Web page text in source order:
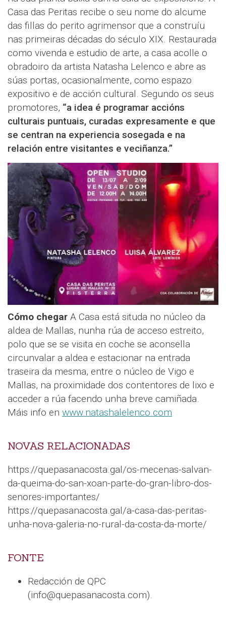
Casa das Peritas recibe o seu nome do alcume
das fillas do perito agrimensor que a construíu
nas primeiras décadas do século XIX. Restaurada
como vivenda e estudio de arte, a casa acolle o
obradoiro da artista Natasha Lelenco e abre as
súas portas, ocasionalmente, como espazo
expositivo e de acción cultural. Segundo os seus
promotores, “a idea é programar accións
culturais puntuais, curadas expresamente e que
se centran na experiencia sosegada e na
relación entre visitantes e veciñanza.”
Cómo chegar A Casa está situda no núcleo da
aldea de Mallas, nunha rúa de acceso estreito,
polo que se se visita en coche se aconsella
circunvalar a aldea e estacionar na entrada
traseira da mesma, entre o núcleo de Vigo e
Mallas, na proximidade dos contentores de lixo e
acceder a rúa facendo unha breve camiñada.
Máis info en www.natashalelenco.com
NOVAS RELACIONADAS
https://quepasanacosta.gal/os-mecenas-salvan-
da-queima-do-san-xoan-parte-do-gran-libro-dos-
senores-importantes/
https://quepasanacosta.gal/a-casa-das-peritas-
unha-nova-galeria-no-rural-da-costa-da-morte/
FONTE
Redacción de QPC
(info@quepasanacosta.com).